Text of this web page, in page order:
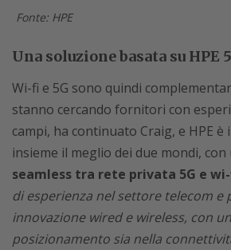
Fonte: HPE
Una soluzione basata su HPE
Wi-fi e 5G sono quindi
stanno cercando fornitori con
campi, ha continuato Craig, e HPE
insieme il meglio dei due mondi, con
seamless tra rete privata 5G e
di esperienza nel settore telecom e
innovazione wired e wireless, con
posizionamento sia nella